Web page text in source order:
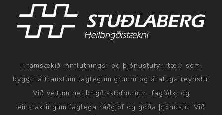
Framsækið innflutnings- og þjónustufyrirtæki sem
byggir á traustum faglegum grunni og áratuga reynslu.
Við veitum heilbrigðisstofnunum, fagfólki og
einstaklingum faglega ráðgjöf og góða þjónustu. Við